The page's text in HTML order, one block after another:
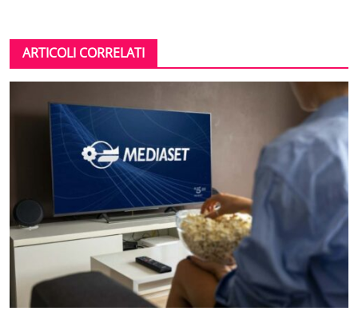
ARTICOLI CORRELATI